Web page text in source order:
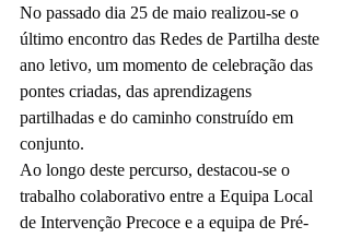
No passado dia 25 de maio realizou-se o
último encontro das Redes de Partilha deste
ano letivo, um momento de celebração das
pontes criadas, das aprendizagens
partilhadas e do caminho construído em
conjunto.
Ao longo deste percurso, destacou-se o
trabalho colaborativo entre a Equipa Local
de Intervenção Precoce e a equipa de Pré-